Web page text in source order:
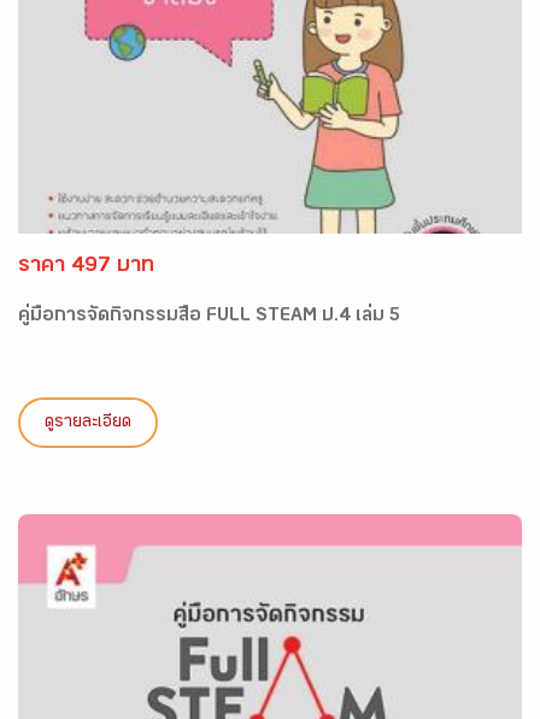
ราคา 497 บาท
คู่มือการจัดกิจกรรมสื่อ FULL STEAM ป.4 เล่ม 5
ดูรายละเอียด